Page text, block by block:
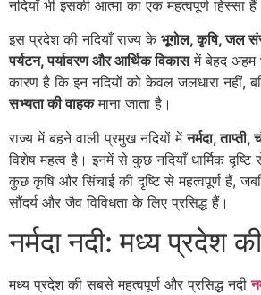
नदियाँ भी इसकी आत्मा का एक महत्वपूर्ण हिस्सा
इस प्रदेश की नदियाँ राज्य के भूगोल, कृषि, जल
पर्यटन, पर्यावरण और आर्थिक विकासमें बेहद अहम
कारण है कि इन नदियों को केवल जलधारा नहीं,
सभ्यता की वाहकमाना जाता है।
राज्य में बहने वाली प्रमुख नदियों मेंनर्मदा,
विशेष महत्व है। इनमें से कुछ नदियाँ धार्मिक दृष्टि
कुछ कृषि और सिंचाई की दृष्टि से महत्वपूर्ण हैं,
सौंदर्य और जैव विविधता के लिए प्रसिद्ध हैं।
नर्मदा नदी: मध्य प्रदेश
मध्य प्रदेश की सबसे महत्वपूर्ण और प्रसिद्ध नदी